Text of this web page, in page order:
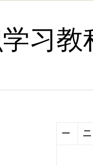
习教
一
二